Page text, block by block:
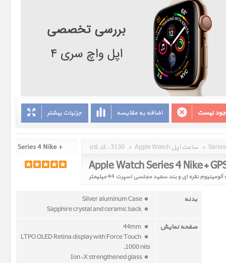
جزئیات بیشتر اضافه به مقایسه نیست
کد کالا : 3130 » Apple Watch ساعت اپل »
بدنه
Silver aluminum Case
صفحه نمایش
LTPO OLED Retina display with Force Touch
,1000 nits
Ion-X strengthened glass